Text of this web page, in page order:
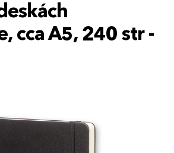
cca A5, 240 str -